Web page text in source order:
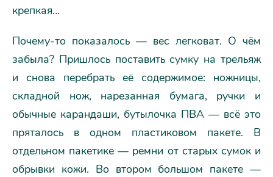
крепкая…
Почему-то показалось — вес легковат. О чём
забыла? Пришлось поставить сумку на трельяж
и снова перебрать её содержимое: ножницы,
складной нож, нарезанная бумага, ручки и
обычные карандаши, бутылочка ПВА — всё это
пряталось в одном пластиковом пакете. В
отдельном пакетике — ремни от старых сумок и
обрывки кожи. Во втором большом пакете —